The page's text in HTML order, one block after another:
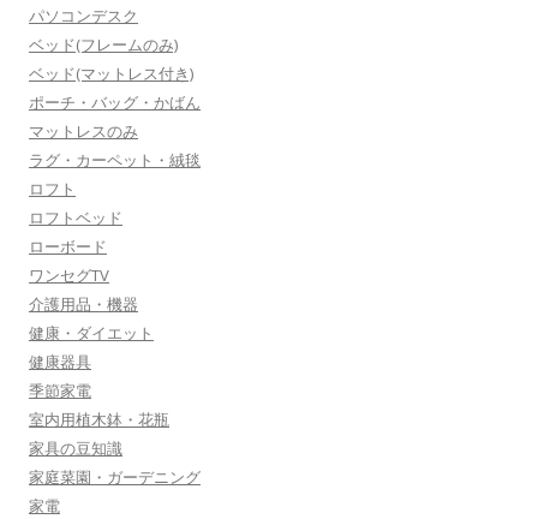
パソコンデスク
ベッド(フレームのみ)
ベッド(マットレス付き)
ポーチ・バッグ・かばん
マットレスのみ
ラグ・カーペット・絨毯
ロフト
ロフトベッド
ローボード
ワンセグTV
介護用品・機器
健康・ダイエット
健康器具
季節家電
室内用植木鉢・花瓶
家具の豆知識
家庭菜園・ガーデニング
家電